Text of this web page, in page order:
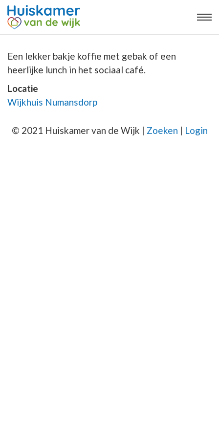
Een lekker bakje koffie met gebak of een
heerlijke lunch in het sociaal café.
Locatie
Wijkhuis Numansdorp
© 2021 Huiskamer van de Wijk | Zoeken | Login